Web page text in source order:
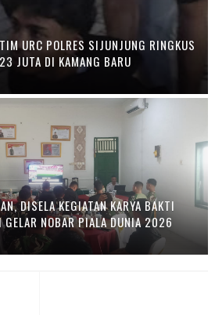
URC POLRES SIJUNJUNG RINGKUS
JUTA DI KAMANG BARU
DISELA KEGIATAN KARYA BAKTI
NOBAR PIALA DUNIA 2026